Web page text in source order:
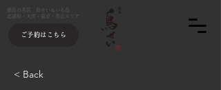
焼鳥の名店 鳥せい＆いろ鳥
北浦和・大宮・東京・青山エリア
ご予約はこちら
< Back